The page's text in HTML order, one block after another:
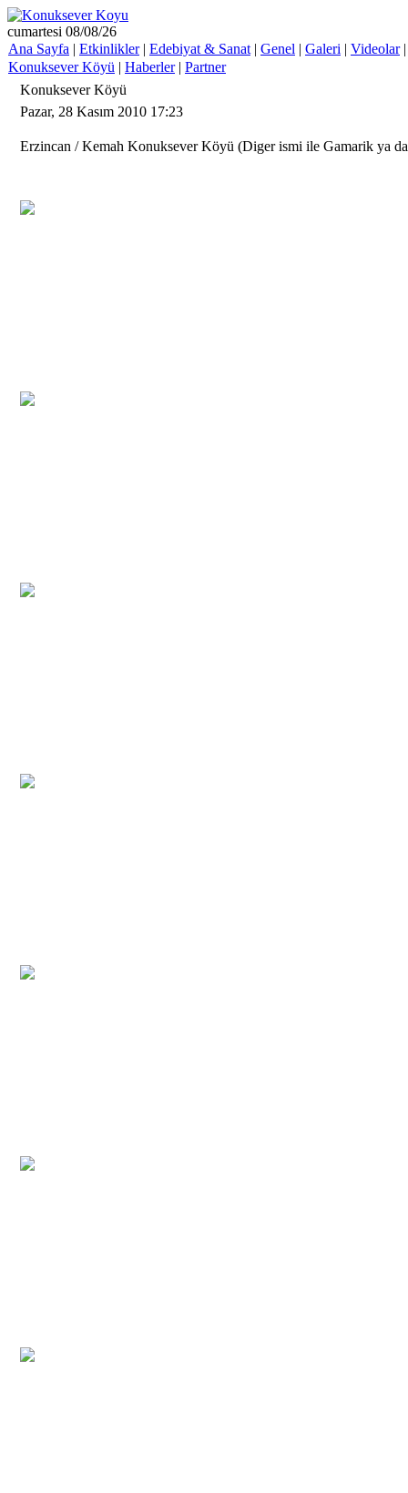
cumartesi 08/08/26
Ana Sayfa | Etkinlikler| Edebiyat & Sanat | Genel | Galeri | Videolar
Konuksever Köyü | Haberler| Partner
Konuksever Köyü
Pazar, 28 Kasım 2010 17:23
Erzincan / Kemah Konuksever Köyü (Diger ismi ile Gamarik ya